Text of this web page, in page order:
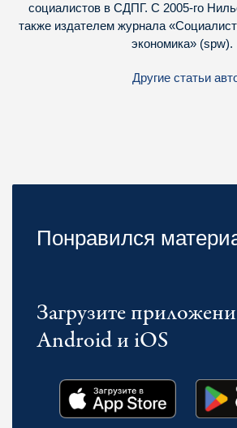
социалистов в СДПГ. С 2005-го
также издателем журнала
экономика» (spw).
Другие статьи
Понравился
Загрузите
Android и iOS